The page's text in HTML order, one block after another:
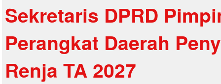
Sekretaris DPRD
Perangkat Daerah
Renja TA 2027